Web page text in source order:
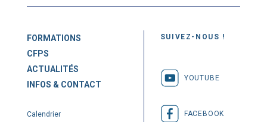
FORMATIONS
CFPS
ACTUALITÉS
INFOS & CONTACT
Calendrier
SUIVEZ-NOUS !
YOUTUBE
FACEBOOK